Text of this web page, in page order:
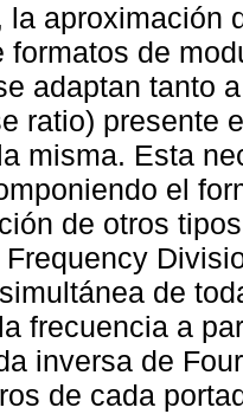
la aproximación
formatos de
adaptan tanto
ratio) presente
misma. Esta
el
de otros
Frequency
de
frecuencia a
inversa de
de cada